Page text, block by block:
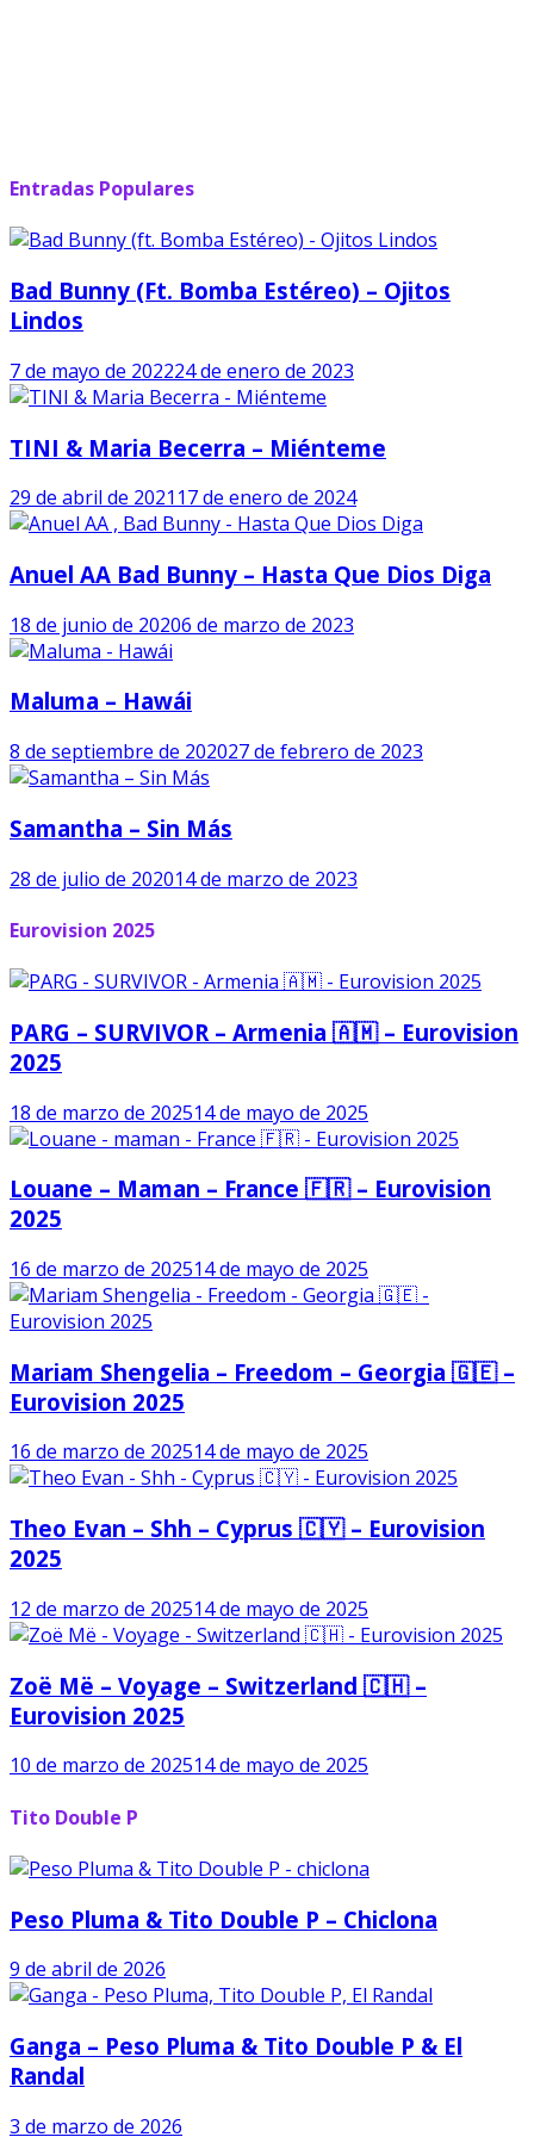
Entradas Populares
Bad Bunny (ft. Bomba Estéreo) – Ojitos
Lindos
7 de mayo de 202224 de enero de 2023
TINI & Maria Becerra – Miénteme
29 de abril de 2021 17 de enero de 2024
Anuel AA Bad Bunny – Hasta Que Dios Diga
18 de junio de 20206 de marzo de 2023
Maluma – Hawái
8 de septiembre de 202027 de febrero de 2023
Samantha – Sin Más
28 de julio de 202014 de marzo de 2023
Eurovision 2025
PARG – SURVIVOR – Armenia 🇦🇲 – Eurovision
2025
18 de marzo de 202514 de mayo de 2025
Louane – Maman – France 🇫🇷 – Eurovision
2025
16 de marzo de 202514 de mayo de 2025
Mariam Shengelia – Freedom – Georgia 🇬🇪 –
Eurovision 2025
16 de marzo de 202514 de mayo de 2025
Theo Evan – Shh – Cyprus 🇨🇾 – Eurovision
2025
12 de marzo de 202514 de mayo de 2025
Zoë Më – Voyage – Switzerland 🇨🇭 –
Eurovision 2025
10 de marzo de 202514 de mayo de 2025
Tito Double P
Peso Pluma & Tito Double P – Chiclona
9 de abril de 2026
Ganga – Peso Pluma & Tito Double P & El
Randal
3 de marzo de 2026